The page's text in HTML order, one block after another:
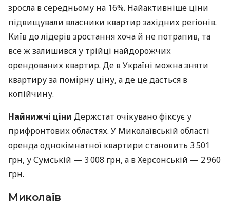
зросла в середньому на 16%. Найактивніше ціни
підвищували власники квартир західних регіонів.
Київ до лідерів зростання хоча й не потрапив, та
все ж залишився у трійці найдорожчих
орендованих квартир. Де в Україні можна зняти
квартиру за помірну ціну, а де це дасться в
копійчину.
Найнижчі ціни Держстат очікувано фіксує у
прифронтових областях. У Миколаївській області
оренда однокімнатної квартири становить 3 501
грн, у Сумській — 3 008 грн, а в Херсонській — 2 960
грн.
Миколаїв